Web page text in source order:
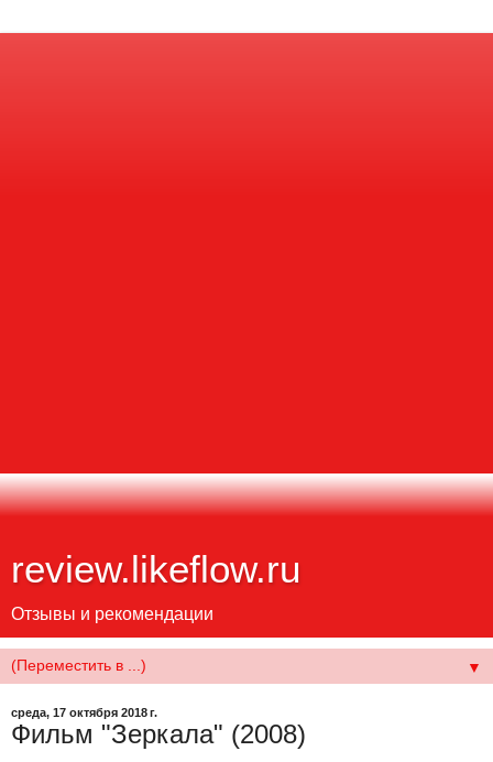
review.likeflow.ru
Отзывы и рекомендации
▼
среда, 17 октября 2018 г.
Фильм "Зеркала" (2008)